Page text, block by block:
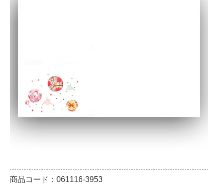
商品コード：061116-3953